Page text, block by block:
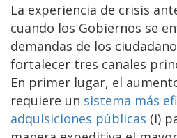
La experiencia de crisis
cuando los Gobiernos se
demandas de los
fortalecer tres canales
En primer lugar, el
requiere un sistema más
adquisiciones públicas (i)